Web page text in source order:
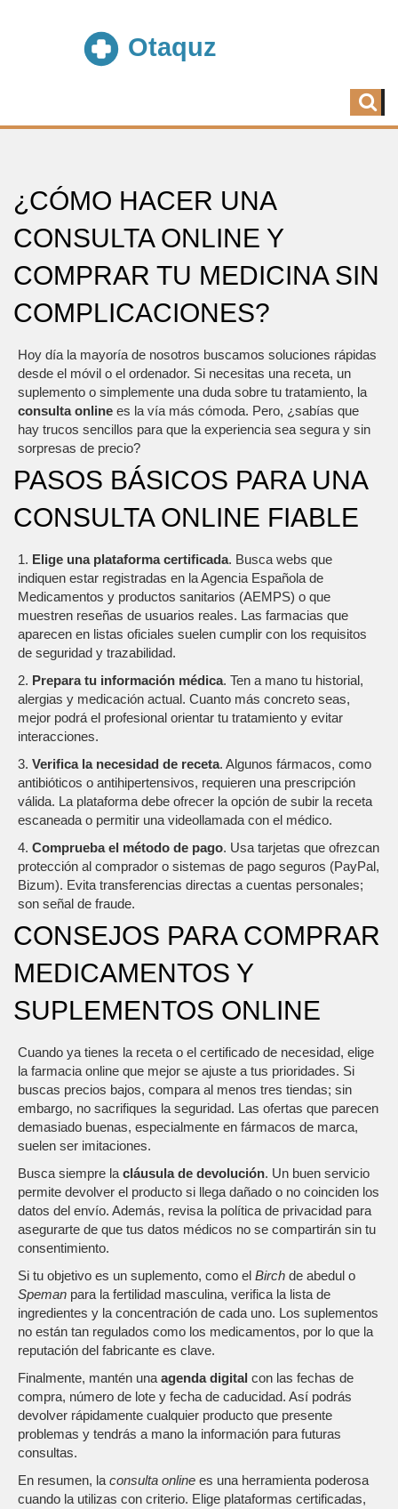
¿CÓMO HACER UNA
CONSULTA ONLINE Y
COMPRAR TU MEDICINA SIN
COMPLICACIONES?
Hoy día la mayoría de nosotros buscamos soluciones rápidas
desde el móvil o el ordenador. Si necesitas una receta, un
suplemento o simplemente una duda sobre tu tratamiento, la
consulta online es la vía más cómoda. Pero, ¿sabías que
hay trucos sencillos para que la experiencia sea segura y sin
sorpresas de precio?
PASOS BÁSICOS PARA UNA
CONSULTA ONLINE FIABLE
1. Elige una plataforma certificada. Busca webs que
indiquen estar registradas en la Agencia Española de
Medicamentos y productos sanitarios (AEMPS) o que
muestren reseñas de usuarios reales. Las farmacias que
aparecen en listas oficiales suelen cumplir con los requisitos
de seguridad y trazabilidad.
2. Prepara tu información médica. Ten a mano tu historial,
alergias y medicación actual. Cuanto más concreto seas,
mejor podrá el profesional orientar tu tratamiento y evitar
interacciones.
3. Verifica la necesidad de receta. Algunos fármacos, como
antibióticos o antihipertensivos, requieren una prescripción
válida. La plataforma debe ofrecer la opción de subir la receta
escaneada o permitir una videollamada con el médico.
4. Comprueba el método de pago. Usa tarjetas que ofrezcan
protección al comprador o sistemas de pago seguros (PayPal,
Bizum). Evita transferencias directas a cuentas personales;
son señal de fraude.
CONSEJOS PARA COMPRAR
MEDICAMENTOS Y
SUPLEMENTOS ONLINE
Cuando ya tienes la receta o el certificado de necesidad, elige
la farmacia online que mejor se ajuste a tus prioridades. Si
buscas precios bajos, compara al menos tres tiendas; sin
embargo, no sacrifiques la seguridad. Las ofertas que parecen
demasiado buenas, especialmente en fármacos de marca,
suelen ser imitaciones.
Busca siempre la cláusula de devolución. Un buen servicio
permite devolver el producto si llega dañado o no coinciden los
datos del envío. Además, revisa la política de privacidad para
asegurarte de que tus datos médicos no se compartirán sin tu
consentimiento.
Si tu objetivo es un suplemento, como el Birch de abedul o
Speman para la fertilidad masculina, verifica la lista de
ingredientes y la concentración de cada uno. Los suplementos
no están tan regulados como los medicamentos, por lo que la
reputación del fabricante es clave.
Finalmente, mantén una agenda digital con las fechas de
compra, número de lote y fecha de caducidad. Así podrás
devolver rápidamente cualquier producto que presente
problemas y tendrás a mano la información para futuras
consultas.
En resumen, la consulta online es una herramienta poderosa
cuando la utilizas con criterio. Elige plataformas certificadas,